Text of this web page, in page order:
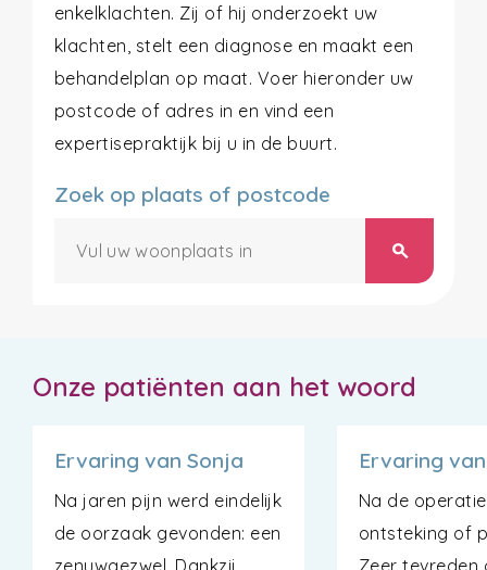
enkelklachten. Zij of hij onderzoekt uw
klachten, stelt een diagnose en maakt een
behandelplan op maat. Voer hieronder uw
postcode of adres in en vind een
expertisepraktijk bij u in de buurt.
Zoek op plaats of postcode
search
Onze patiënten aan het woord
Ervaring van Sonja
Na jaren pijn werd eindelijk
de oorzaak gevonden: een
zenuwgezwel. Dankzij
Ervaring
Na de
ontsteking of
Zeer tevreden